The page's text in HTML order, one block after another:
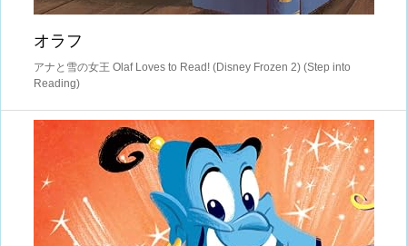
オラフ
アナと雪の女王 Olaf Loves to Read! (Disney Frozen 2) (Step into
Reading)